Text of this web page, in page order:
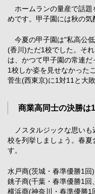
ホームランの量産で話題
めです。甲子園には秋の気
今夏の甲子園は"私高公
(香川)ただ1校でした。そ
は、かつて甲子園の常連
1校しか姿を見せなかった
菅生(西東京)に1対11と大敗
商業高同士の決勝は
ノスタルジックな思いも
校を列挙しましょう。春
す。
水戸商(茨城・春準優勝1回)
銚子商(千葉・春準優勝1回
横浜商(神奈川・春準優勝1